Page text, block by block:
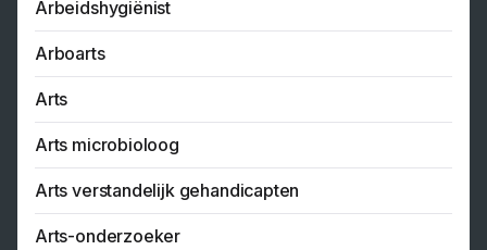
Arbeidshygiënist
Arboarts
Arts
Arts microbioloog
Arts verstandelijk gehandicapten
Arts-onderzoeker